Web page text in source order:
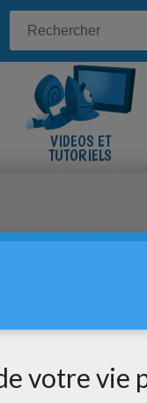
VIDÉOS ET
TUTORIELS